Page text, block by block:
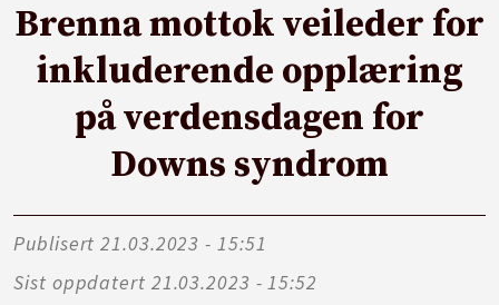
Brenna mottok veileder for
inkluderende opplæring
på verdensdagen for
Downs syndrom
Publisert
21.03.2023 - 15:51
Sist oppdatert
21.03.2023 - 15:52